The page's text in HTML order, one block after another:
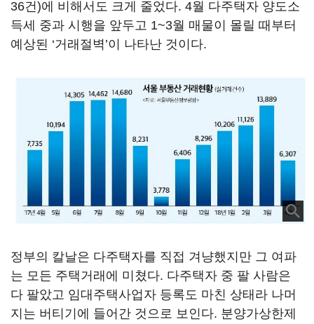
36건)에 비해서도 크게 줄었다. 4월 다주택자 양도소
득세 중과 시행을 앞두고 1~3월 매물이 몰릴 때부터
예상된 ‘거래절벽’이 나타난 것이다.
정부의 칼날은 다주택자를 직접 겨냥했지만 그 여파
는 모든 주택거래에 미쳤다. 다주택자 중 팔 사람은
다 팔았고 임대주택사업자 등록도 마친 상태라 나머
지는 버티기에 들어간 것으로 보인다. 분양가상한제